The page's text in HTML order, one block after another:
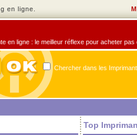
en ligne.
en ligne : le meilleur réflexe pour acheter
Chercher dans les
Top